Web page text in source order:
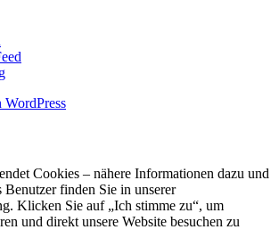
WordPress
Cookies – nähere Informationen dazu und
Benutzer finden Sie in unserer
Klicken Sie auf „Ich stimme zu“, um
und direkt unsere Website besuchen zu